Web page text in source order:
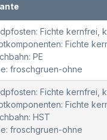
Fichte kernfrei,
Fichte
PE
froschgruen-ohne
Fichte kernfrei,
Fichte
HST
froschgruen-ohne